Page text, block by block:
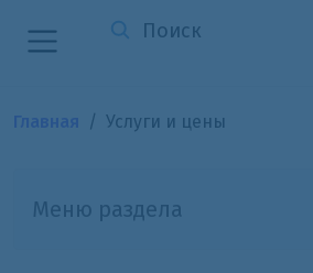
Услуги и цены
Меню раздела